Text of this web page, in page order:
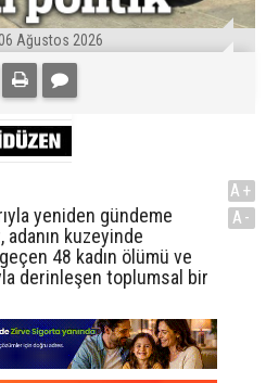
Ağustos 2026
yeniden gündeme
kuzeyinde
48 kadın ölümü ve
derinleşen toplumsal bir
A+
A-